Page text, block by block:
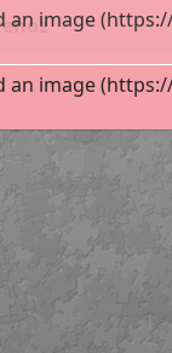
an image
an image